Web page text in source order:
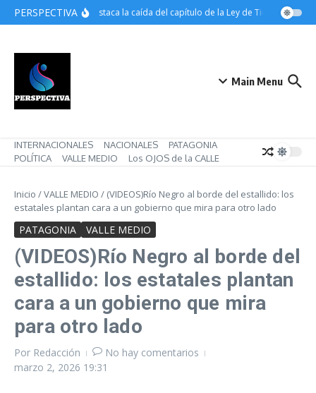
Saltar al contenido
PERSPECTIVAATE destaca la caída del capítulo de la Ley de Tierras pero
Main Menu
INTERNACIONALES NACIONALES
PATAGONIA
POLÍTICA
VALLE MEDIO Los OJOS de la CALLE
Inicio /VALLE MEDIO / (VIDEOS)Río Negro al borde del estallido: los
estatales plantan cara a un gobierno que mira para otro lado
PATAGONIA VALLE MEDIO
(VIDEOS)Río Negro al borde del
estallido: los estatales plantan
cara a un gobierno que mira
para otro lado
Por Redacción
No hay comentarios
marzo 2, 2026 19:31